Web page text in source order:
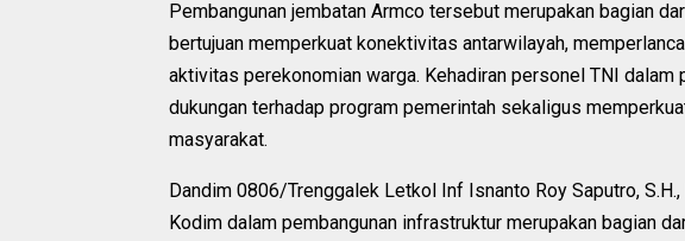
Pembangunan jembatan Armco tersebut merupakan bagian
bertujuan memperkuat konektivitas antarwilayah,
aktivitas perekonomian warga. Kehadiran personel TNI dalam
dukungan terhadap program pemerintah sekaligus
masyarakat.
Dandim 0806/Trenggalek Letkol Inf Isnanto Roy Saputro,
Kodim dalam pembangunan infrastruktur merupakan bagian